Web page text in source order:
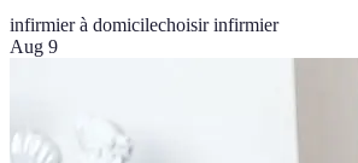
infirmier à domicilechoisir infirmier
Aug 9